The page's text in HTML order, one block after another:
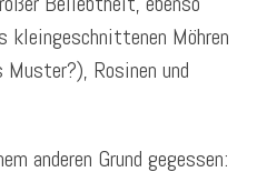
kleingeschnittenen Möhren
Rosinen und
anderen Grund gegessen: